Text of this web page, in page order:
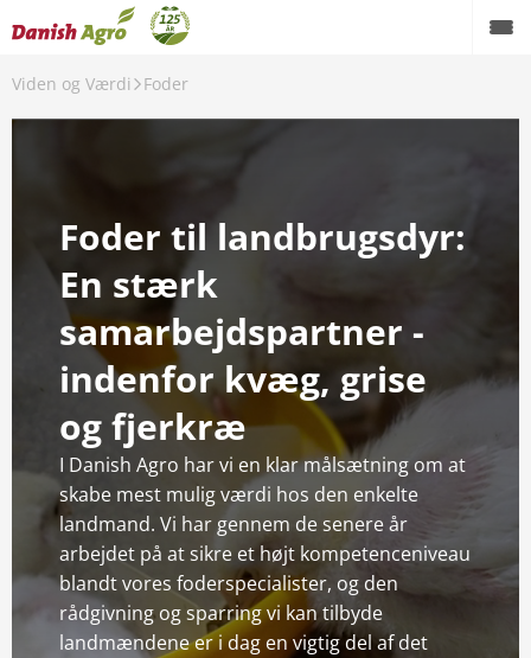
Viden og Værdi Foder
Foder til landbrugsdyr:
En stærk
samarbejdspartner -
indenfor kvæg, grise
og fjerkræ
I Danish Agro har vi en klar målsætning om at
skabe mest mulig værdi hos den enkelte
landmand. Vi har gennem de senere år
arbejdet på at sikre et højt kompetenceniveau
blandt vores foderspecialister, og den
rådgivning og sparring vi kan tilbyde
landmændene er i dag en vigtig del af det
Økologi
Maskiner
Farm supply
Om Danish Agro
Karriere
Kontakt
Spørgsmål og svar